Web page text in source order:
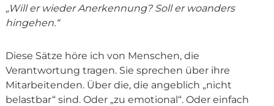
„Will er wieder Anerkennung? Soll er woanders
hingehen.“
Diese Sätze höre ich von Menschen, die
Verantwortung tragen. Sie sprechen über ihre
Mitarbeitenden. Über die, die angeblich „nicht
belastbar“ sind. Oder „zu emotional“. Oder einfach